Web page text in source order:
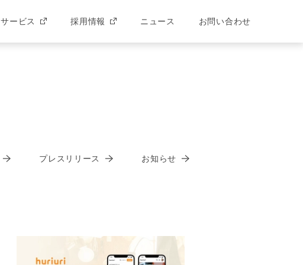
サービス 採用情報 ニュース お問い合わせ
プレスリリース お知らせ